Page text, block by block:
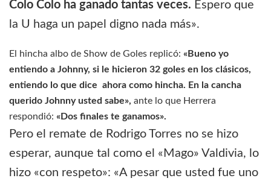
Colo Colo ha ganado tantas veces. Espero que
la U haga un papel digno nada más».
El hincha albo de Show de Goles replicó: «Bueno yo
entiendo a Johnny, si le hicieron 32 goles en los clásicos,
entiendo lo que dice ahora como hincha. En la cancha
querido Johnny usted sabe», ante lo que Herrera
respondió: «Dos finales te ganamos».
Pero el remate de Rodrigo Torres no se hizo
esperar, aunque tal como el «Mago» Valdivia, lo
hizo «con respeto»: «A pesar que usted fue uno